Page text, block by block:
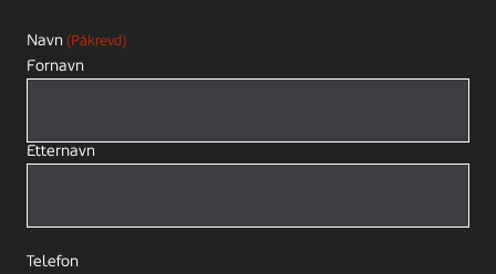
Navn (Påkrevd)
Fornavn
Etternavn
Telefon